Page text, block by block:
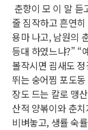
춘향이 모 이 말 듣
줄 짐작하고 흔연
용마 나고, 남원의
등대 하였느냐?” “
볼작시면 굄새도
뛰는 숭어찜 포도
장도 드는 칼로 맹
산적 양볶이와 춘
비벼놓고, 생률 숙